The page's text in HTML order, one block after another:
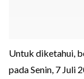
Untuk diketahui,
pada Senin, 7 Juli